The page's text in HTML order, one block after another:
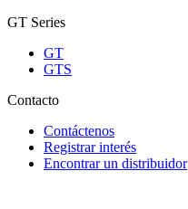
GT Series
GT
GTS
Contacto
Contáctenos
Registrar interés
Encontrar un distribuidor